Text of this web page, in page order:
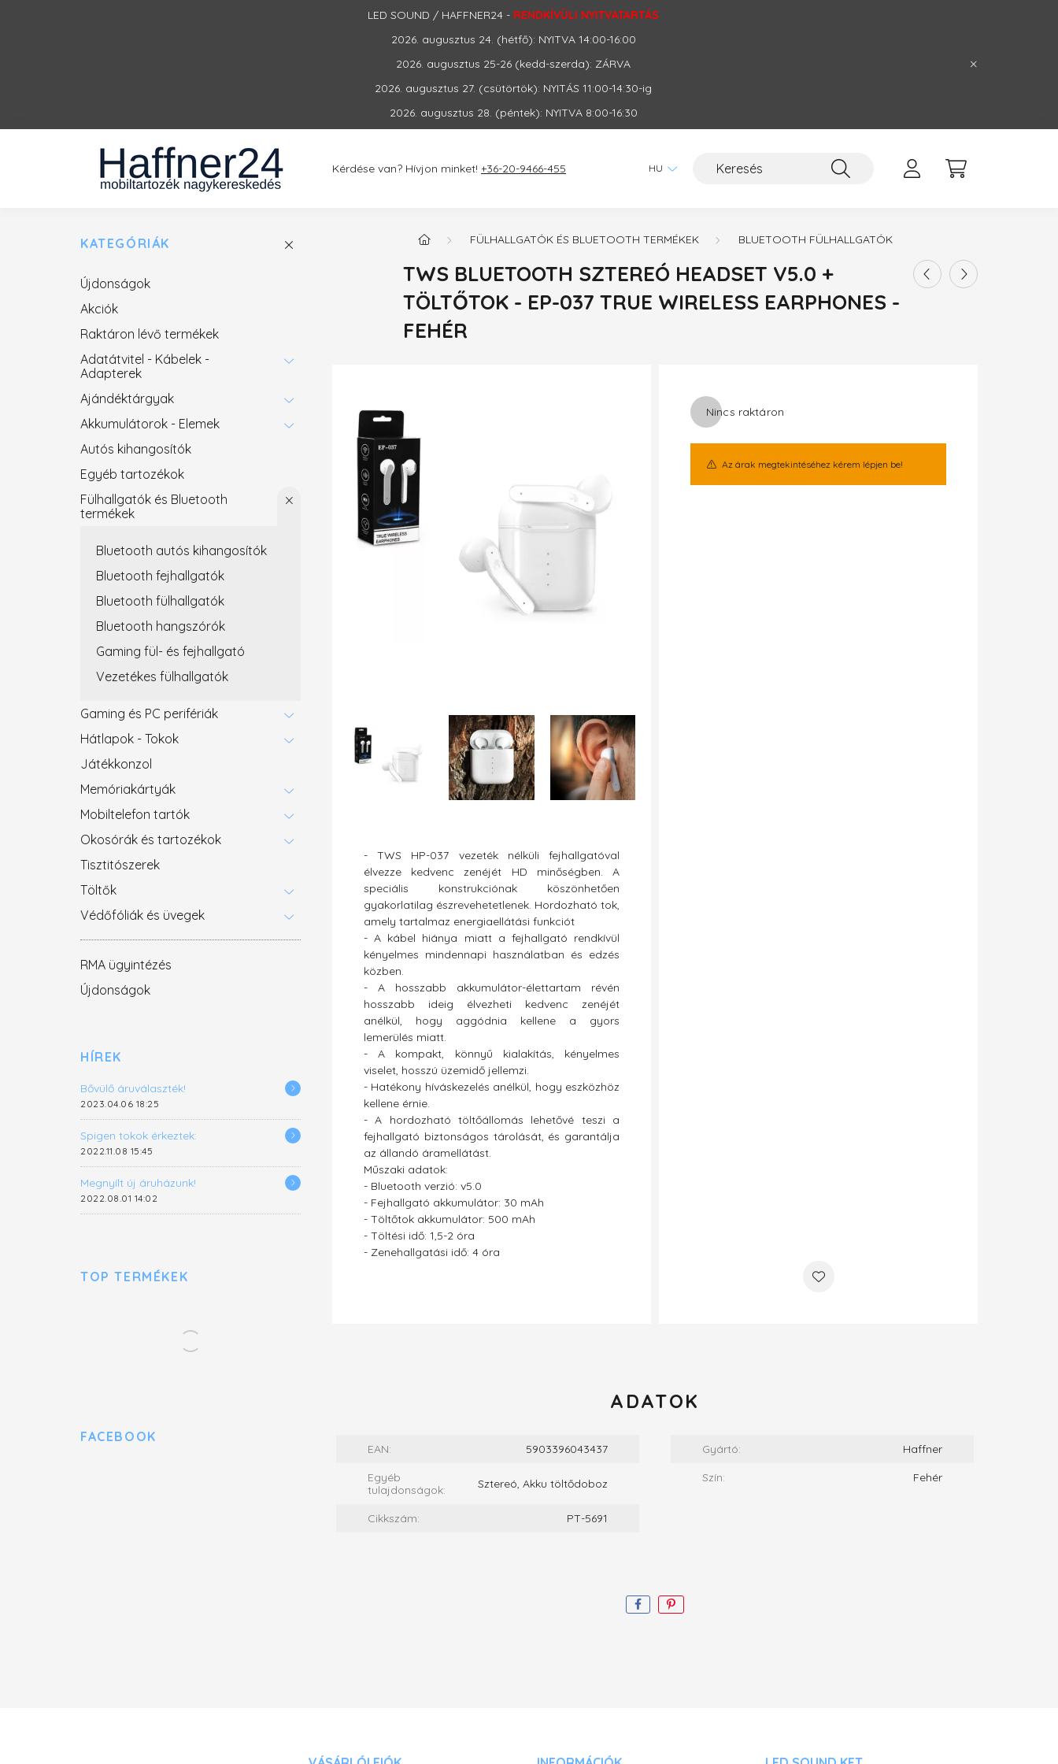
LED SOUND / HAFFNER24 - RENDKÍVÜLI NYITVATARTÁS
2026. augusztus 24. (hétfő): NYITVA 14:00-16:00
2026. augusztus 25-26 (kedd-szerda): ZÁRVA
2026. augusztus 27. (csütörtök): NYITÁS 11:00-14:30-ig
2026. augusztus 28. (péntek): NYITVA 8:00-16:30
Kérdése van? Hívjon minket! +36-20-9466-455
KATEGÓRIÁK
Újdonságok
Akciók
Raktáron lévő termékek
Adatátvitel - Kábelek -
Adapterek
Ajándéktárgyak
Akkumulátorok - Elemek
Autós kihangosítók
Egyéb tartozékok
Fülhallgatók és Bluetooth
termékek
Bluetooth autós kihangosítók
Bluetooth fejhallgatók
Bluetooth fülhallgatók
Bluetooth hangszórók
Gaming fül- és fejhallgató
Vezetékes fülhallgatók
Gaming és PC perifériák
Hátlapok - Tokok
Játékkonzol
Memóriakártyák
Mobiltelefon tartók
Okosórák és tartozékok
Tisztitószerek
Töltők
Védőfóliák és üvegek
RMA ügyintézés
Újdonságok
HÍREK
Bővülő áruválaszték!
2023.04.06 18:25
Spigen tokok érkeztek:
2022.11.08 15:45
Megnyílt új áruházunk!
2022.08.01 14:02
TOP TERMÉKEK
FACEBOOK
FÜLHALLGATÓK ÉS BLUETOOTH TERMÉKEK BLUETOOTH FÜLHALLGATÓK
TWS BLUETOOTH SZTEREÓ HEADSET V5.0 +
TÖLTŐTOK - EP-037 TRUE WIRELESS EARPHONES -
FEHÉR
- TWS HP-037 vezeték nélküli fejhallgatóval
élvezze kedvenc zenéjét HD minőségben. A
speciális konstrukciónak köszönhetően
gyakorlatilag észrevehetetlenek. Hordozható tok,
amely tartalmaz energiaellátási funkciót
- A kábel hiánya miatt a fejhallgató rendkívül
kényelmes mindennapi használatban és edzés
közben.
- A hosszabb akkumulátor-élettartam révén
hosszabb ideig élvezheti kedvenc zenéjét
anélkül, hogy aggódnia kellene a gyors
lemerülés miatt.
- A kompakt, könnyű kialakítás, kényelmes
viselet, hosszú üzemidő jellemzi.
- Hatékony híváskezelés anélkül, hogy eszközhöz
kellene érnie.
- A hordozható töltőállomás lehetővé teszi a
fejhallgató biztonságos tárolását, és garantálja
az állandó áramellátást.
Műszaki adatok:
- Bluetooth verzió: v5.0
- Fejhallgató akkumulátor: 30 mAh
- Töltőtok akkumulátor: 500 mAh
- Töltési idő: 1,5-2 óra
- Zenehallgatási idő: 4 óra
Nincs raktáron
Az árak megtekintéséhez kérem lépjen be!
ADATOK
EAN: 5903396043437 Gyártó:
Haffner
Egyéb
tulajdonságok:
Sztereó, Akku töltődoboz Szín: Fehér
Cikkszám: PT-5691